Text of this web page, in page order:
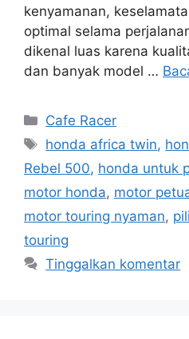
kenyamanan,
optimal selama
dikenal luas karena
dan banyak model …
Kategori
Cafe Racer
Tag
honda africa twin,
Rebel 500, honda untuk
motor honda, motor
motor touring nyaman,
touring
Tinggalkan komentar